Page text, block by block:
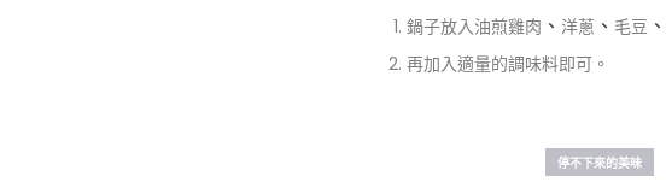
鍋子放入油煎雞肉 、 洋蔥 、 毛豆 、
再加入適量的調味料即可。
停不下來的美味